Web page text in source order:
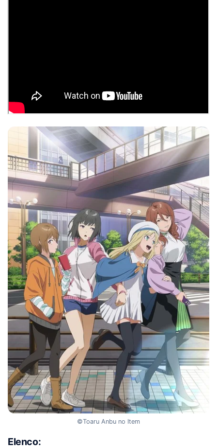
©Toaru Anbu no Item
Elenco: